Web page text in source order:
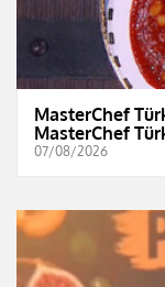
MasterChef
MasterChef
07/08/2026